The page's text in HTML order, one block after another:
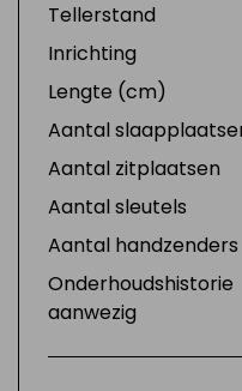
Tellerstand
Inrichting
Lengte (cm)
Aantal
Aantal zitplaatsen
Aantal sleutels
Aantal handzenders
Onderhoudshistorie
aanwezig